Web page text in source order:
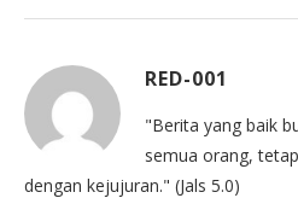
RED-001
"Berita yang baik
semua orang,
dengan kejujuran." (Jals 5.0)